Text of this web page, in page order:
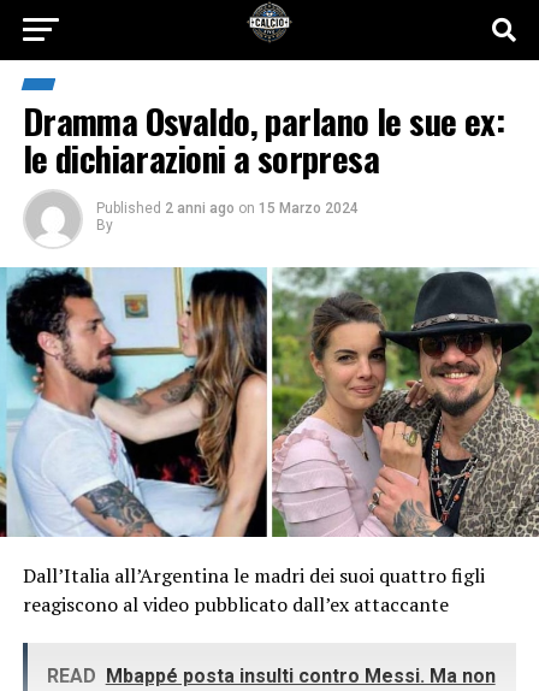
Dramma Osvaldo, parlano le sue ex:
le dichiarazioni a sorpresa
Published 2 anni ago on 15 Marzo 2024
By
Dall’Italia all’Argentina le madri dei suoi quattro figli
reagiscono al video pubblicato dall’ex attaccante
READ Mbappé posta insulti contro Messi. Ma non